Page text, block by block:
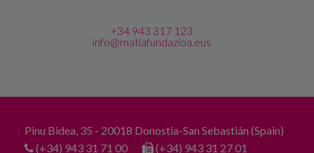
+34 943 317 123
info@matiafundazioa.eus
Pinu Bidea, 35 - 20018 Donostia-San Sebastián (Spain)
(+34) 943 31 71 00
(+34) 943 31 27 01